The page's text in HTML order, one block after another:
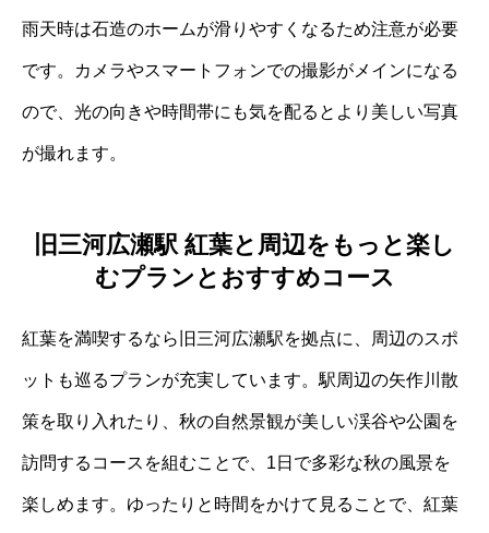
雨天時は石造のホームが滑りやすくなるため注意が必要
です。カメラやスマートフォンでの撮影がメインになる
ので、光の向きや時間帯にも気を配るとより美しい写真
が撮れます。
旧三河広瀬駅 紅葉と周辺をもっと楽し
むプランとおすすめコース
紅葉を満喫するなら旧三河広瀬駅を拠点に、周辺のスポ
ットも巡るプランが充実しています。駅周辺の矢作川散
策を取り入れたり、秋の自然景観が美しい渓谷や公園を
訪問するコースを組むことで、1日で多彩な秋の風景を
楽しめます。ゆったりと時間をかけて見ることで、紅葉